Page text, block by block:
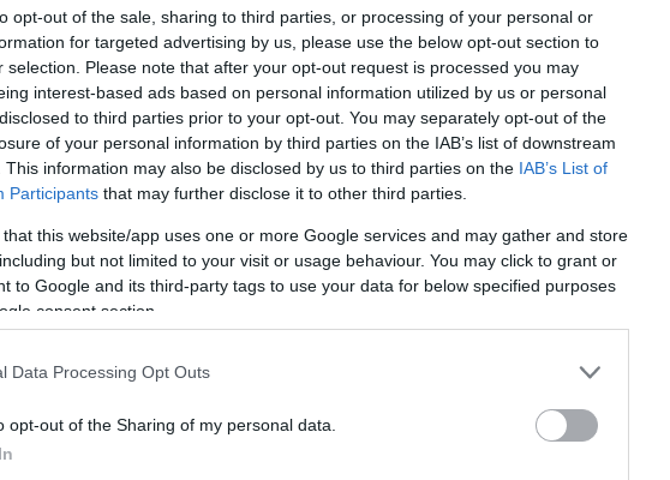
opt-out of the sale, sharing to third parties, or processing of your personal or
for targeted advertising by us, please use the below opt-out section to
selection. Please note that after your opt-out request is processed you may
interest-based ads based on personal information utilized by us or personal
to third parties prior to your opt-out. You may separately opt-out of the
of your personal information by third parties on the IAB’s list of downstream
This information may also be disclosed by us to third parties on the IAB’s List of
Participants that may further disclose it to other third parties.
that this website/app uses one or more Google services and may gather and store
but not limited to your visit or usage behaviour. You may click to grant or
to Google and its third-party tags to use your data for below specified purposes
consent section.
Data Processing Opt Outs
opt-out of the Sharing of my personal data.
Keresés >>>
Hitler
Április 30. |
Puglia Due